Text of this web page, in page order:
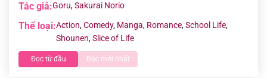
Tác giả:Goru,Sakurai Norio
Thể loại:Action,Comedy, Manga, Romance,School Life,
Shounen,Slice of Life
Đọc từ đầu Đọc mới nhất